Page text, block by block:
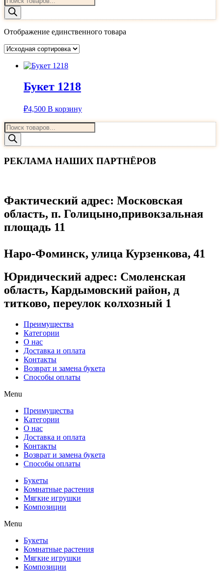
товаров
Отображение единственного товара
Букет 1218
₽4,500 В корзину
Поиск
товаров
РЕКЛАМА НАШИХ ПАРТНЁРОВ
Фактический адрес: Московская
область, п. Голицыно,привокзальная
площадь 11
Наро-Фоминск, улица Курзенкова, 41
Юридический адрес: Смоленская
область, Кардымовский район, д
титково, переулок колхозный 1
Преимущества
Категории
О нас
Доставка и оплата
Контакты
Возврат и замена букета
Способы оплаты
Menu
Преимущества
Категории
О нас
Доставка и оплата
Контакты
Возврат и замена букета
Способы оплаты
Букеты
Комнатные растения
Мягкие игрушки
Композиции
Menu
Букеты
Комнатные растения
Мягкие игрушки
Композиции